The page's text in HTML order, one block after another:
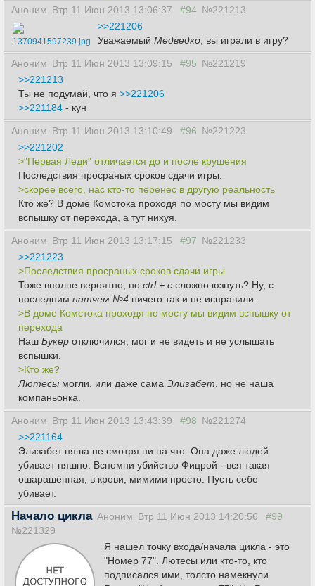
Аноним Втр 11 Июн 2013 13:06:37 #94 №221213
1370941597239.jpg
>>221206
Уважаемый Медведко , вы играли в игру?
Аноним Втр 11 Июн 2013 13:09:15 #95 №221219
>>221213
Ты не подумай, что я >>221206
>>221184 - кун
Аноним Втр 11 Июн 2013 13:10:49 #96 №221223
>>221202
>"Первая Леди" отличается до и после крушения
Последствия просраных сроков сдачи игры.
>скорее всего, нас кто-то перенес в другую реальность
Кто же? В доме Комстока проходя по мосту мы видим
вспышку от перехода, а тут нихуя.
Аноним Втр 11 Июн 2013 13:17:15 #97 №221233
>>221223
>Последствия просраных сроков сдачи игры
Тоже вполне вероятно, но ctrl + c сложно юзнуть? Ну, с
последним патчем №4 ничего так и не исправили.
>В доме Комстока проходя по мосту мы видим вспышку от
перехода
Наш Букер отключился, мог и не видеть и не услышать
вспышки.
>Кто же?
Лютесы могли, или даже сама Элизабет , но не наша
компаньонка.
Аноним Втр 11 Июн 2013 13:43:39 #98 №221274
>>221164
Элизабет няша не смотря ни на что. Она даже людей
убивает няшно. Вспомни убийство Фицрой - вся такая
ошарашенная, в крови, мимими просто. Пусть себе
убивает.
Начало цикла Аноним Втр 11 Июн 2013 14:20:56
#99
№221329
Я нашел точку входа/начала цикла - это
"Номер 77". Лютесы или кто-то, кто
подписался ими, толсто намекнули